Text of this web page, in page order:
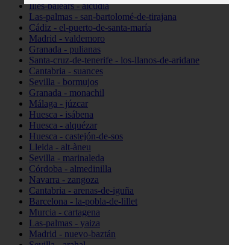
Illes-balears - alcúdia
Las-palmas - san-bartolomé-de-tirajana
Cádiz - el-puerto-de-santa-maría
Madrid - valdemoro
Granada - pulianas
Santa-cruz-de-tenerife - los-llanos-de-aridane
Cantabria - suances
Sevilla - bormujos
Granada - monachil
Málaga - júzcar
Huesca - isábena
Huesca - alquézar
Huesca - castejón-de-sos
Lleida - alt-àneu
Sevilla - marinaleda
Córdoba - almedinilla
Navarra - zangoza
Cantabria - arenas-de-iguña
Barcelona - la-pobla-de-lillet
Murcia - cartagena
Las-palmas - yaiza
Madrid - nuevo-baztán